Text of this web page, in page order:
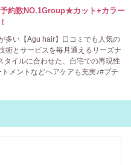
約数NO.1Group★カット+カラー
多い【Agu hair】口コミでも人気の
術とサービスを毎月通えるリーズナ
イルに合わせた、自宅での再現性
メントなどヘアケアも充実♪#プチ